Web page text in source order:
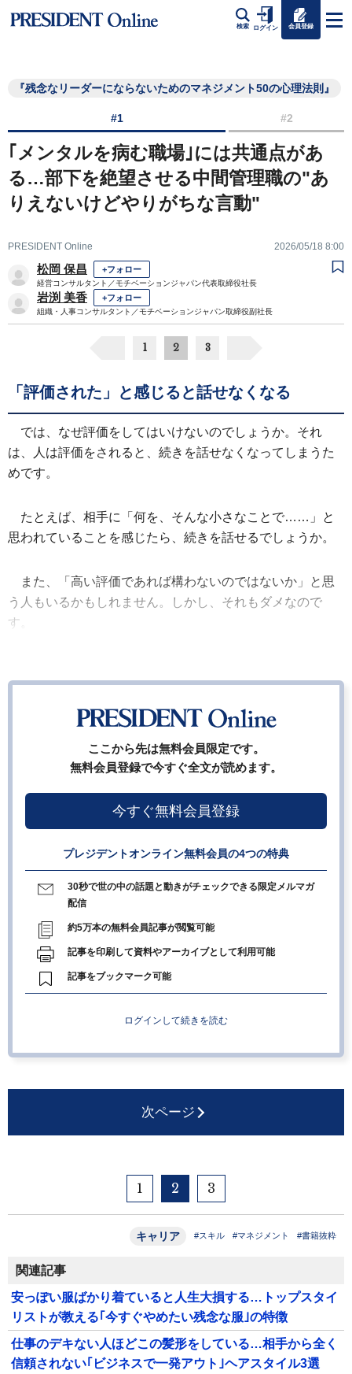
検索 ログイン 会員登録
『残念なリーダーにならないためのマネジメント50の心理法則』
#1 #2
｢メンタルを病む職場｣には共通点があ
る…部下を絶望させる中間管理職の"あ
りえないけどやりがちな言動"
PRESIDENT Online 2026/05/18 8:00
松岡 保昌 +フォロー
経営コンサルタント／モチベーションジャパン代表取締役社長
岩渕 美香 +フォロー
組織・人事コンサルタント／モチベーションジャパン取締役副社長
1 2 3
「評価された」と感じると話せなくなる
では、なぜ評価をしてはいけないのでしょうか。それ
は、人は評価をされると、続きを話せなくなってしまうた
めです。
たとえば、相手に「何を、そんな小さなことで……」と
思われていることを感じたら、続きを話せるでしょうか。
また、「高い評価であれば構わないのではないか」と思
う人もいるかもしれません。しかし、それもダメなので
す。
ここから先は無料会員限定です。
無料会員登録で今すぐ全文が読めます。
今すぐ無料会員登録
プレジデントオンライン無料会員の4つの特典
30秒で世の中の話題と動きがチェックできる限定メルマガ
配信
約5万本の無料会員記事が閲覧可能
記事を印刷して資料やアーカイブとして利用可能
記事をブックマーク可能
ログインして続きを読む
次ページ
1 2 3
キャリア #スキル #マネジメント #書籍抜粋
関連記事
安っぽい服ばかり着ていると人生大損する…トップスタイ
リストが教える｢今すぐやめたい残念な服｣の特徴
仕事のデキない人ほどこの髪形をしている…相手から全く
信頼されない｢ビジネスで一発アウト｣ヘアスタイル3選